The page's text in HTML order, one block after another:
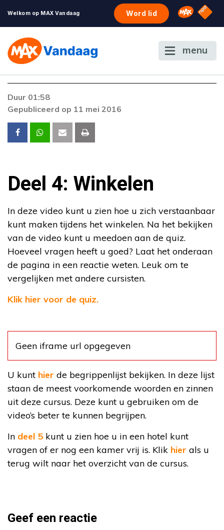
Welkom op MAX Vandaag Word lid Omroep
NPO
menu
Duur 01:58
Gepubliceerd op 11 mei 2016
Deel 4: Winkelen
In deze video kunt u zien hoe u zich verstaanbaar
kunt maken tijdens het winkelen. Na het bekijken
van de video kunt u meedoen aan de quiz.
Hoeveel vragen heeft u goed? Laat het onderaan
de pagina in een reactie weten. Leuk om te
vergelijken met andere cursisten.
Klik hier voor de quiz.
Geen iframe url opgegeven
U kunt hier de begrippenlijst bekijken. In deze lijst
staan de meest voorkomende woorden en zinnen
uit deze cursus. Deze kunt u gebruiken om de
video’s beter te kunnen begrijpen.
In deel 5 kunt u zien hoe u in een hotel kunt
vragen of er nog een kamer vrij is. Klik hier als u
terug wilt naar het overzicht van de cursus.
Geef een reactie